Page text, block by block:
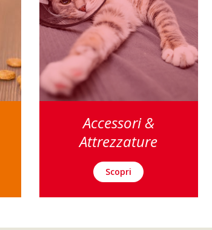
Accessori &
Attrezzature
Scopri